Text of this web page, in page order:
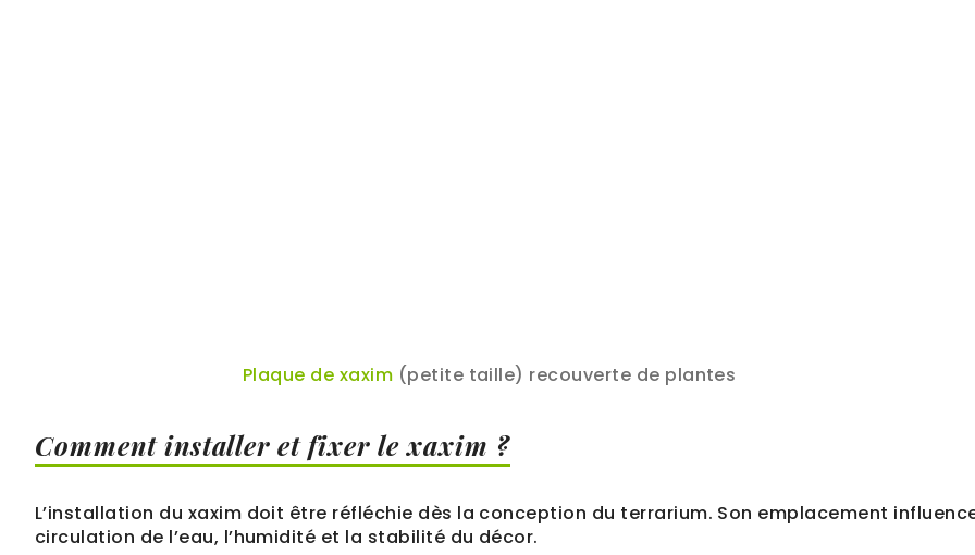
Plaque de xaxim (petite taille) recouverte de plantes
Comment installer et fixer le xaxim ?
L’installation du xaxim doit être réfléchie dès la conception du terrarium. Son emplacement
circulation de l’eau, l’humidité et la stabilité du décor.